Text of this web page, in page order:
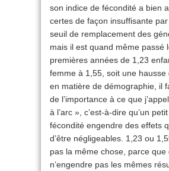
son indice de fécondité a bien
certes de façon insuffisante
seuil de remplacement des
mais il est quand même passé
premières années de 1,23
femme à 1,55, soit une hausse
en matière de démographie, il
de l’importance à ce que
à l’arc », c’est-à-dire qu’un
fécondité engendre des effets
d’être négligeables. 1,23 ou
pas la même chose, parce que
n’engendre pas les mêmes